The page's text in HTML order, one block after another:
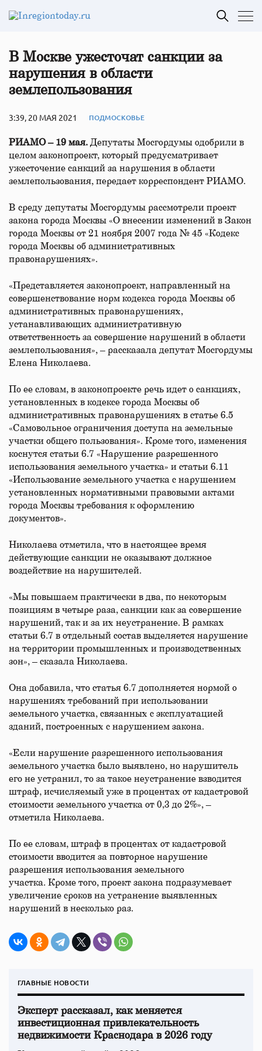
В Москве ужесточат санкции за
нарушения в области
землепользования
3:39, 20 МАЯ 2021 ПОДМОСКОВЬЕ
РИАМО – 19 мая. Депутаты Мосгордумы одобрили в
целом законопроект, который предусматривает
ужесточение санкций за нарушения в области
землепользования, передает корреспондент РИАМО.
В среду депутаты Мосгордумы рассмотрели проект
закона города Москвы «О внесении изменений в Закон
города Москвы от 21 ноября 2007 года № 45 «Кодекс
города Москвы об административных
правонарушениях».
«Представляется законопроект, направленный на
совершенствование норм кодекса города Москвы об
административных правонарушениях,
устанавливающих административную
ответственность за совершение нарушений в области
землепользования», – рассказала депутат Мосгордумы
Елена Николаева.
По ее словам, в законопроекте речь идет о санкциях,
установленных в кодексе города Москвы об
административных правонарушениях в статье 6.5
«Самовольное ограничения доступа на земельные
участки общего пользования». Кроме того, изменения
коснутся статьи 6.7 «Нарушение разрешенного
использования земельного участка» и статьи 6.11
«Использование земельного участка с нарушением
установленных нормативными правовыми актами
города Москвы требования к оформлению
документов».
Николаева отметила, что в настоящее время
действующие санкции не оказывают должное
воздействие на нарушителей.
«Мы повышаем практически в два, по некоторым
позициям в четыре раза, санкции как за совершение
нарушений, так и за их неустранение. В рамках
статьи 6.7 в отдельный состав выделяется нарушение
на территории промышленных и производственных
зон», – сказала Николаева.
Она добавила, что статья 6.7 дополняется нормой о
нарушениях требований при использовании
земельного участка, связанных с эксплуатацией
зданий, построенных с нарушением закона.
«Если нарушение разрешенного использования
земельного участка было выявлено, но нарушитель
его не устранил, то за такое неустранение взводится
штраф, исчисляемый уже в процентах от кадастровой
стоимости земельного участка от 0,3 до 2%», –
отметила Николаева.
По ее словам, штраф в процентах от кадастровой
стоимости вводится за повторное нарушение
разрешения использования земельного
участка. Кроме того, проект закона подразумевает
увеличение сроков на устранение выявленных
нарушений в несколько раз.
ГЛАВНЫЕ НОВОСТИ
Эксперт рассказал, как меняется
инвестиционная привлекательность
недвижимости Краснодара в 2026 году